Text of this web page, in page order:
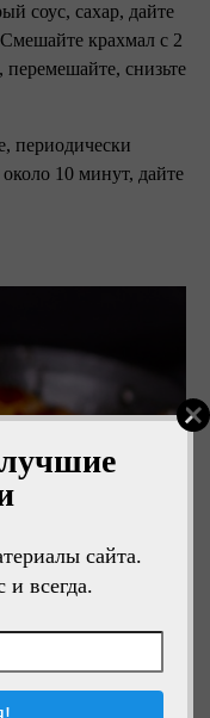
сайта.
и всегда.
соус, сахар, дайте
крахмал с 2
снизьте
периодически
10 минут, дайте